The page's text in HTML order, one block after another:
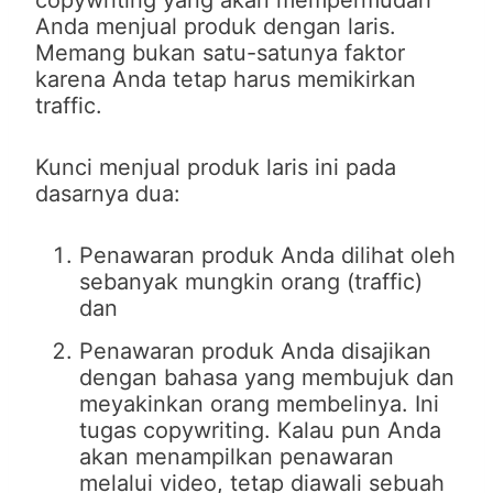
Anda menjual produk dengan laris.
Memang bukan satu-satunya faktor
karena Anda tetap harus memikirkan
traffic.
Kunci menjual produk laris ini pada
dasarnya dua:
Penawaran produk Anda dilihat oleh
sebanyak mungkin orang (traffic)
dan
Penawaran produk Anda disajikan
dengan bahasa yang membujuk dan
meyakinkan orang membelinya. Ini
tugas copywriting. Kalau pun Anda
akan menampilkan penawaran
melalui video, tetap diawali sebuah